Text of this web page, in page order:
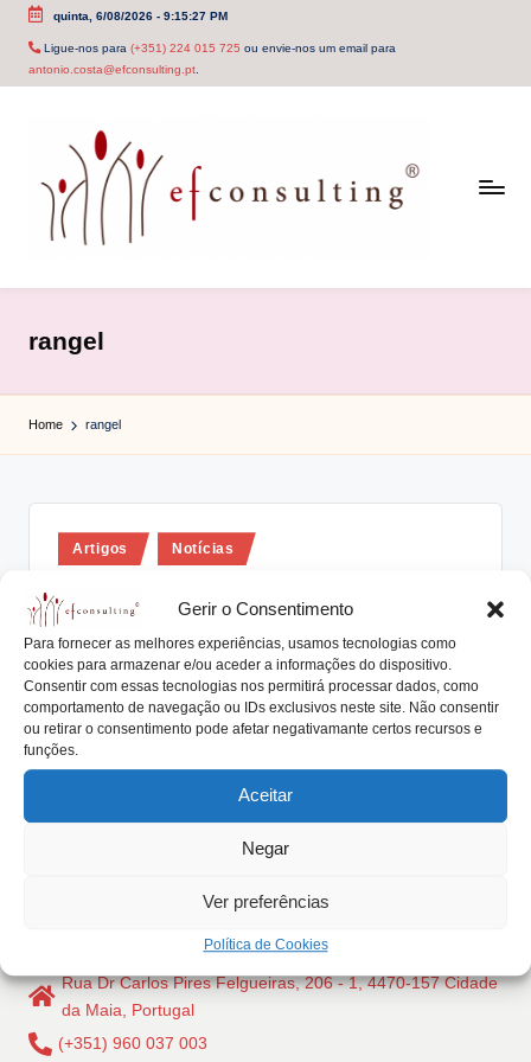
Gerir o Consentimento
Para fornecer as melhores experiências, usamos tecnologias como
cookies para armazenar e/ou aceder a informações do dispositivo.
Consentir com essas tecnologias nos permitirá processar dados, como
comportamento de navegação ou IDs exclusivos neste site. Não consentir
ou retirar o consentimento pode afetar negativamante certos recursos e
funções.
Aceitar
Negar
Ver preferências
Política de Cookies
Skip
quinta, 6/08/2026- 9:15:27 PM
Ligue-nos para (+351) 224 015 725 ou envie-nos um email para
antonio.costa@efconsulting.pt.
c
o
n
u
i
n
g
.
p
rangel
Home rangel
Posted
in
Artigos Notícias
catalisador disruptivo do mercado da
empresa familiar
Posted
by
António Nogueira da Costa Março 23, 2018
As mudanças Macroeconómicas são um dos
catalisadores disruptivos do mercado onde atua a
Read More
Rua Dr Carlos Pires Felgueiras, 206 - 1, 4470-157 Cidade
da Maia, Portugal
(+351) 960 037 003